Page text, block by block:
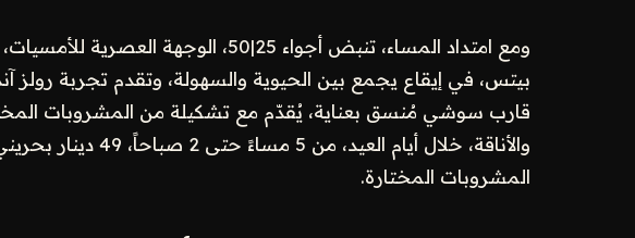
ومع امتداد المساء، تنبض أجواء 25|50،
بيتس، في إيقاع يجمع بين الحيوية والسهولة، وتقدم تجربة رولز
قارب سوشي مُنسق بعناية، يُقدّم مع تشكيلة من المشروبات
والأناقة، خلال أيام
المشروبات المختارة.